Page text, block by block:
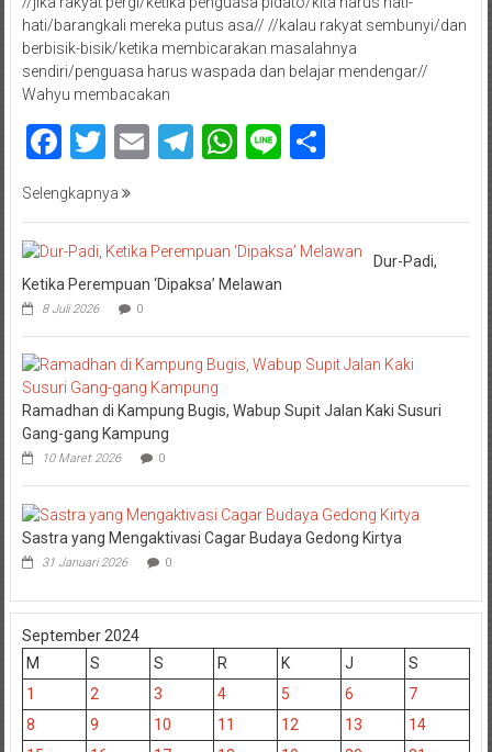
hati/barangkali mereka putus asa// //kalau rakyat sembunyi/dan
berbisik-bisik/ketika membicarakan masalahnya
sendiri/penguasa harus waspada dan belajar mendengar//
Wahyu membacakan
Facebook
Twitter
EmailTelegram
WhatsApp
LineShare
Selengkapnya
Dur-Padi,
Ketika Perempuan ‘Dipaksa’ Melawan
8 Juli 2026 0
Ramadhan di Kampung Bugis, Wabup Supit Jalan Kaki Susuri
Gang-gang Kampung
10 Maret 2026 0
Sastra yang Mengaktivasi Cagar Budaya Gedong Kirtya
31 Januari 2026 0
September 2024
M
S S R K J
S
1
2 3 4 5 6
7
8
9 10 11 12 13
14